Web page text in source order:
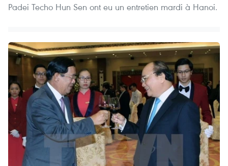
Padei Techo Hun Sen ont eu un entretien mardi à Hanoi.